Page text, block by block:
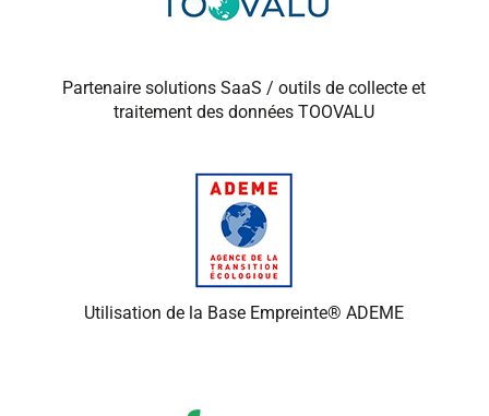
Partenaire solutions SaaS / outils de collecte et
traitement des données TOOVALU
Utilisation de la Base Empreinte® ADEME